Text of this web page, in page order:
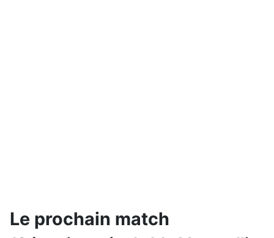
Le prochain match